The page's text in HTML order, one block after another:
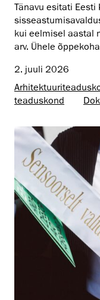
Tänavu esitati
kui eelmisel aastal
arv. Ühele
2. juuli 2026
teaduskond